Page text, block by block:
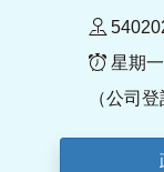
星期
（公司